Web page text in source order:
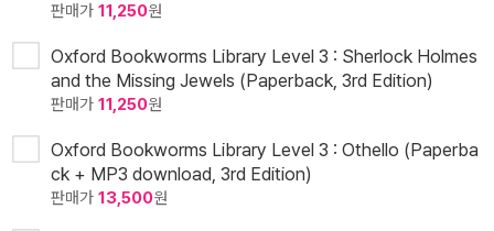
판매가 11,250원
Oxford Bookworms Library Level 3 : Sherlock Holmes
and the Missing Jewels (Paperback, 3rd Edition)
판매가 11,250원
Oxford Bookworms Library Level 3 : Othello (Paperba
ck + MP3 download, 3rd Edition)
판매가 13,500원